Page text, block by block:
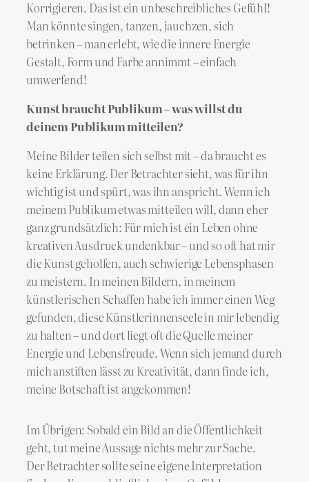
Korrigieren. Das ist ein unbeschreibliches Gefühl!
Man könnte singen, tanzen, jauchzen, sich
betrinken – man erlebt, wie die innere Energie
Gestalt, Form und Farbe annimmt – einfach
umwerfend!
Kunst braucht Publikum – was willst du
deinem Publikum mitteilen?
Meine Bilder teilen sich selbst mit – da braucht es
keine Erklärung. Der Betrachter sieht, was für ihn
wichtig ist und spürt, was ihn anspricht. Wenn ich
meinem Publikum etwas mitteilen will, dann eher
ganz grundsätzlich: Für mich ist ein Leben ohne
kreativen Ausdruck undenkbar – und so oft hat mir
die Kunst geholfen, auch schwierige Lebensphasen
zu meistern. In meinen Bildern, in meinem
künstlerischen Schaffen habe ich immer einen Weg
gefunden, diese Künstlerinnenseele in mir lebendig
zu halten – und dort liegt oft die Quelle meiner
Energie und Lebensfreude. Wenn sich jemand durch
mich anstiften lässt zu Kreativität, dann finde ich,
meine Botschaft ist angekommen!
Im Übrigen: Sobald ein Bild an die Öffentlichkeit
geht, tut meine Aussage nichts mehr zur Sache.
Der Betrachter sollte seine eigene Interpretation